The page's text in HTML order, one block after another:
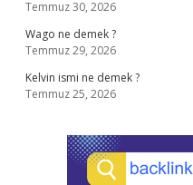
Temmuz 30, 2026
Wago ne demek ?
Temmuz 29, 2026
Kelvin ismi ne demek ?
Temmuz 25, 2026